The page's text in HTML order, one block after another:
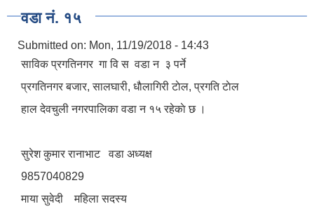
वडा नं. १५
Submitted on: Mon, 11/19/2018 - 14:43
साविक प्रगतिनगर गा‍ वि स वडा न‌ ३ पर्ने
प्रगतिनगर बजार, सालघारी, धाैलागिरी टाेल, प्रगति टाेल
हाल देवचुली नगरपालिका वडा न‌‍ १५ रहेकाे छ ।
सुरेश कुमार रानाभाट वडा अध्यक्ष
9857040829
माया सुवेदी महिला सदस्य